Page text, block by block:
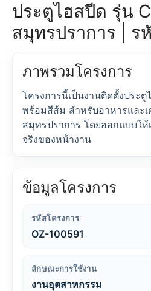
ประตูไฮสปีด รุ่น
สมุทรปราการ | ร
ภาพรวมโครงการ
โครงการนี้เป็นงานติดตั้งประ
พร้อมสีส้ม สำหรับอาหารและ
สมุทรปราการ โดยออกแบบให้
จริงของหน้างาน
ข้อมูลโครงการ
รหัสโครงการ
OZ-100591
ลักษณะการใช้งาน
งานอุตสาหกรรม